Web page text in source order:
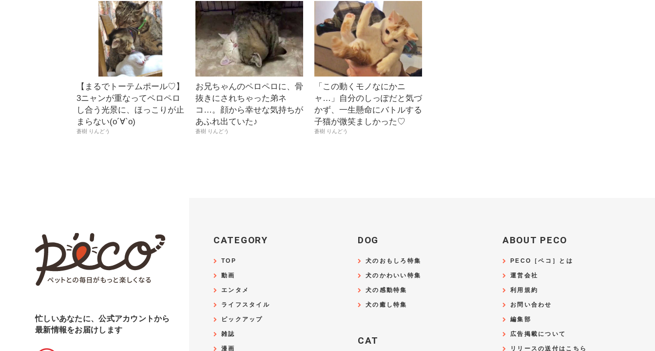
【まるでトーテムポール♡】
3ニャンが重なってペロペロ
し合う光景に、ほっこりが止
まらない(о´∀`о)
蒼樹 りんどう
お兄ちゃんのペロペロに、骨
抜きにされちゃった弟ネ
コ…。顔から幸せな気持ちが
あふれ出ていた♪
蒼樹 りんどう
「この動くモノなにかニ
ャ…」自分のしっぽだと気づ
かず、一生懸命にバトルする
子猫が微笑ましかった♡
蒼樹 りんどう
忙しいあなたに、公式アカウントから
最新情報をお届けします
CATEGORY
TOP
動画
エンタメ
ライフスタイル
ピックアップ
雑誌
漫画
DOG
犬のおもしろ特集
犬のかわいい特集
犬の感動特集
犬の癒し特集
CAT
ABOUT PECO
PECO［ペコ］とは
運営会社
利用規約
お問い合わせ
編集部
広告掲載について
リリースの送付はこちら